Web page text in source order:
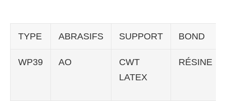
TYPE ABRASIFS SUPPORT BOND
WP39 AO
CWT
LATEX
RÉSINE